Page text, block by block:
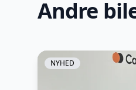
Andre
NYHED